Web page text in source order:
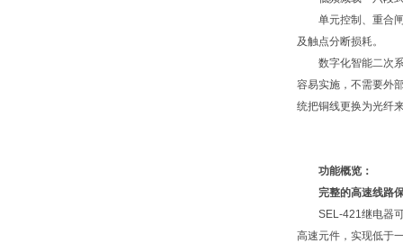
单元控制、重合闸
及触点分断损耗。
数字化智能二次系
容易实施，不需要外
统把铜线更换为光纤
功能概览：
完整的高速线路
SEL-421继电器可
高速元件，实现低于